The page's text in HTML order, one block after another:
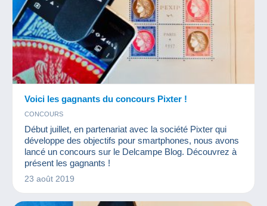
Voici les gagnants du concours Pixter !
CONCOURS
Début juillet, en partenariat avec la société Pixter qui
développe des objectifs pour smartphones, nous avons
lancé un concours sur le Delcampe Blog. Découvrez à
présent les gagnants !
23 août 2019